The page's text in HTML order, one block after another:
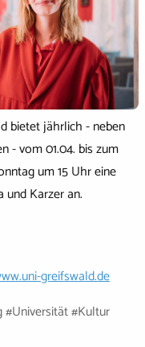
bietet jährlich - neben
- vom 01.04. bis zum
um 15 Uhr eine
Karzer an.
greifswald.de
#Kultur